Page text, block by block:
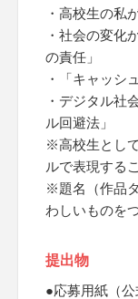
・高校生の私
・社会の変化
の責任」
・「キャッシ
・デジタル社
ル回避法」
※高校生とし
ルで表現する
※題名（作品
わしいものを
提出物
●応募用紙（